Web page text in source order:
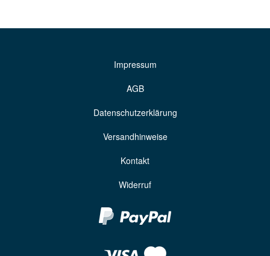
Impressum
AGB
Datenschutzerklärung
Versandhinweise
Kontakt
Widerruf